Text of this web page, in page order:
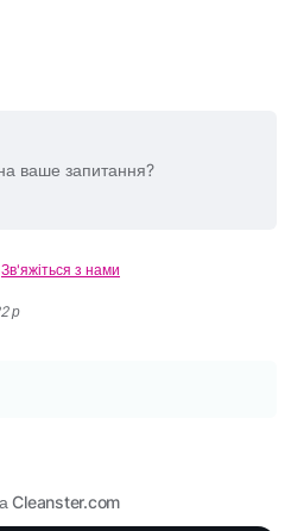
Cleanster.com
ваше запитання?
Зв'яжіться з нами
р